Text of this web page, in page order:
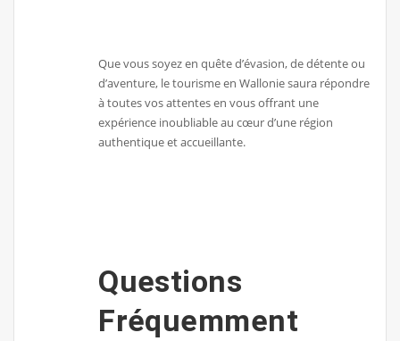
Que vous soyez en quête d’évasion, de détente ou
d’aventure, le tourisme en Wallonie saura répondre
à toutes vos attentes en vous offrant une
expérience inoubliable au cœur d’une région
authentique et accueillante.
Questions
Fréquemment